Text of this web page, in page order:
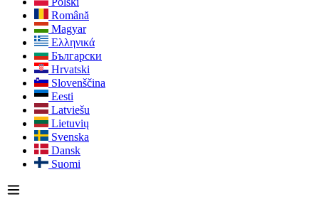
Română
Magyar
Ελληνικά
Български
Hrvatski
Slovenščina
Eesti
Latviešu
Lietuvių
Svenska
Dansk
Suomi